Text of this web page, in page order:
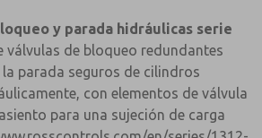
y parada hidráulicas serie
válvulas de bloqueo redundantes
parada seguros de cilindros
con elementos de válvula
para una sujeción de carga